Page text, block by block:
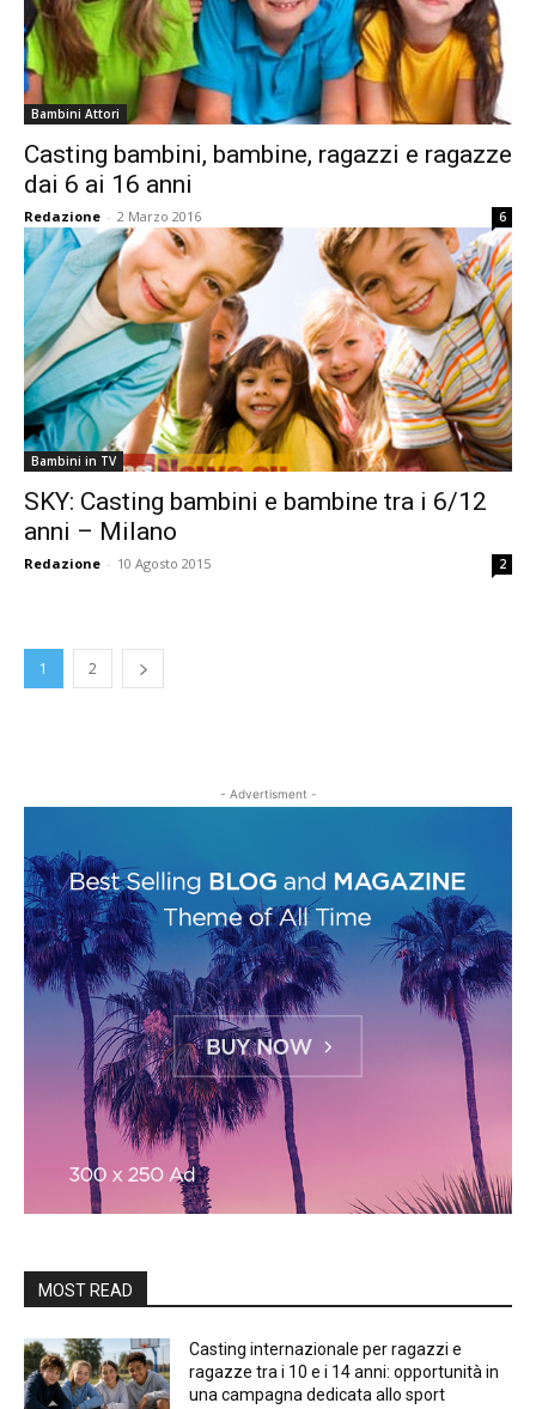
Bambini Attori
Casting bambini, bambine, ragazzi e ragazze
dai 6 ai 16 anni
Redazione - 2 Marzo 2016 6
Bambini in TV
SKY: Casting bambini e bambine tra i 6/12
anni – Milano
Redazione - 10 Agosto 2015 2
1 2
- Advertisment -
MOST READ
Casting internazionale per ragazzi e
ragazze tra i 10 e i 14 anni: opportunità in
una campagna dedicata allo sport